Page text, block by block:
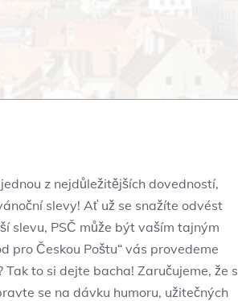
z ⁣nejdůležitějších dovedností,
slevy! Ať už se snažíte odvést
slevu, PSČ ‌může být vaším ​tajným
⁣pro Českou​ Poštu“ vás provedeme
to si‍ dejte bacha! Zaručujeme, že s
se na dávku humoru, užitečných